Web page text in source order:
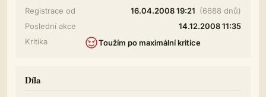
Registrace od 16.04.2008 19:21 (6688 dnů)
Poslední akce
14.12.2008 11:35
Kritika
Toužím po maximální kritice
Díla